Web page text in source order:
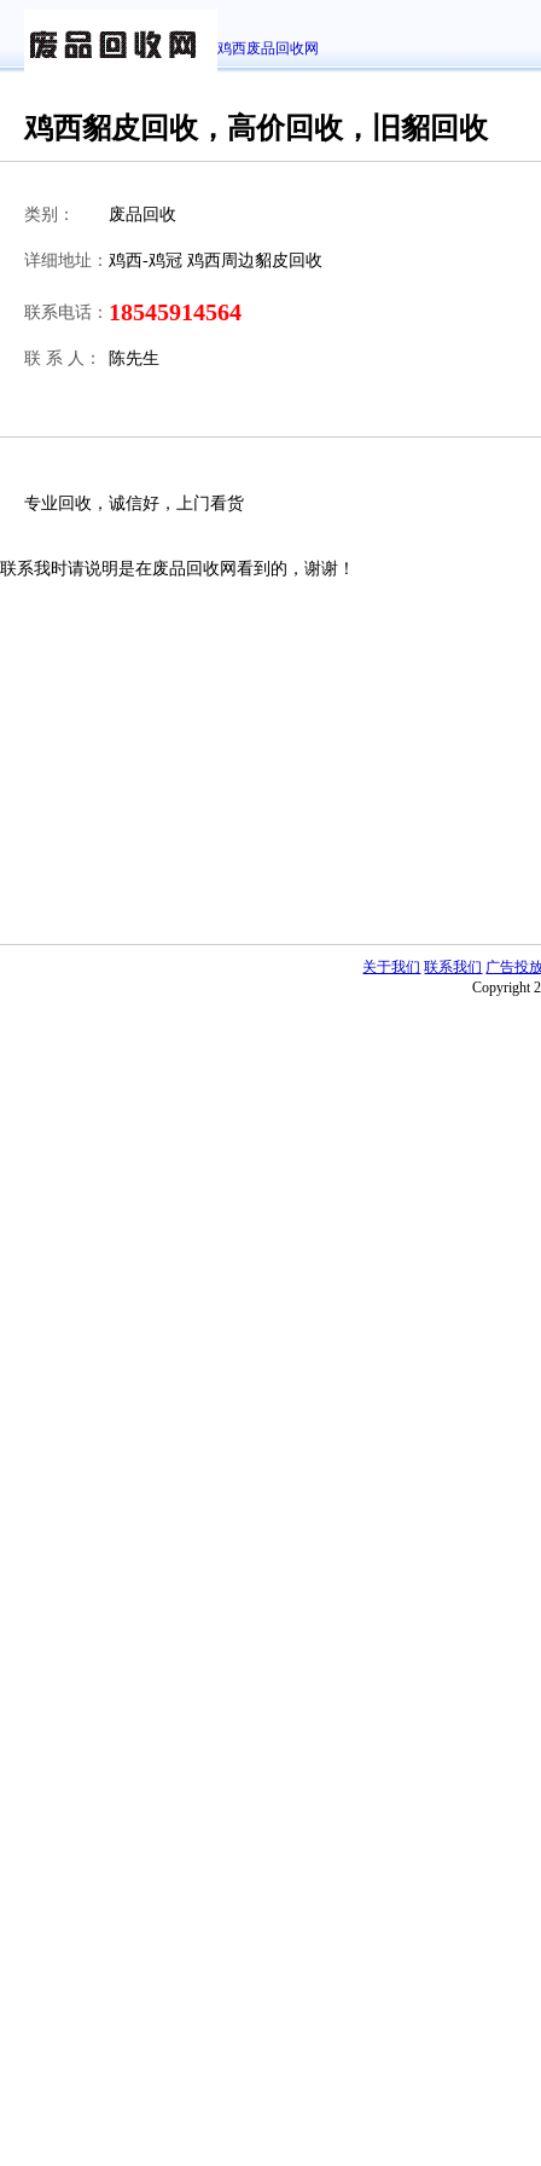
鸡西废品回收网
鸡西貂皮回收，高价回收，旧貂回收
类别： 废品回收
详细地址： 鸡西-鸡冠 鸡西周边貂皮回收
联系电话： 18545914564
联 系 人： 陈先生
专业回收，诚信好，上门看货
联系我时请说明是在废品回收网看到的，谢谢！
关于我们 联系我们 广告投
Copyright